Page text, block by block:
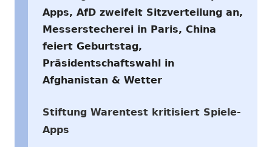
Apps, AfD zweifelt Sitzverteilung an,
Messerstecherei in Paris, China
feiert Geburtstag,
Präsidentschaftswahl in
Afghanistan & Wetter
Stiftung Warentest kritisiert Spiele-
Apps